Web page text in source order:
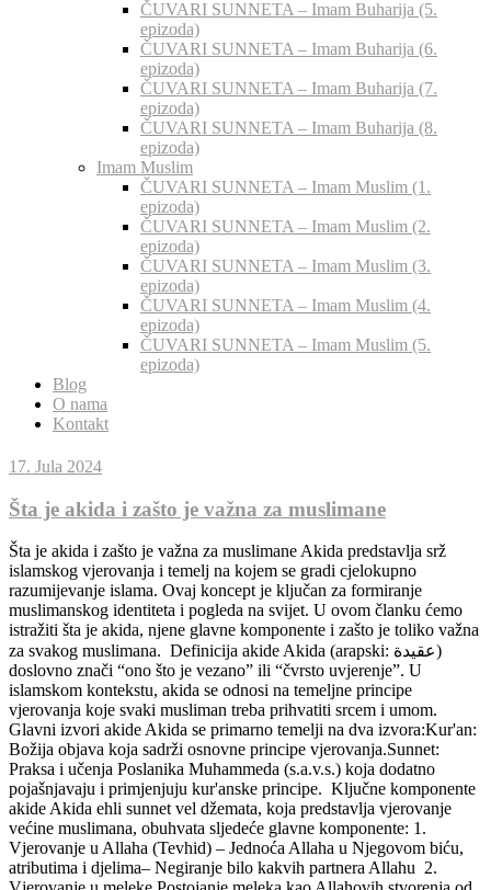
ČUVARI SUNNETA – Imam Buharija (5.
epizoda)
ČUVARI SUNNETA – Imam Buharija (6.
epizoda)
ČUVARI SUNNETA – Imam Buharija (7.
epizoda)
ČUVARI SUNNETA – Imam Buharija (8.
epizoda)
Imam Muslim
ČUVARI SUNNETA – Imam Muslim (1.
epizoda)
ČUVARI SUNNETA – Imam Muslim (2.
epizoda)
ČUVARI SUNNETA – Imam Muslim (3.
epizoda)
ČUVARI SUNNETA – Imam Muslim (4.
epizoda)
ČUVARI SUNNETA – Imam Muslim (5.
epizoda)
Blog
O nama
Kontakt
17. Jula 2024
Šta je akida i zašto je važna za muslimane
Šta je akida i zašto je važna za muslimane Akida predstavlja srž
islamskog vjerovanja i temelj na kojem se gradi cjelokupno
razumijevanje islama. Ovaj koncept je ključan za formiranje
muslimanskog identiteta i pogleda na svijet. U ovom članku ćemo
istražiti šta je akida, njene glavne komponente i zašto je toliko važna
za svakog muslimana. Definicija akide Akida (arapski: عقيدة)
doslovno znači “ono što je vezano” ili “čvrsto uvjerenje”. U
islamskom kontekstu, akida se odnosi na temeljne principe
vjerovanja koje svaki musliman treba prihvatiti srcem i umom.
Glavni izvori akide Akida se primarno temelji na dva izvora:Kur'an:
Božija objava koja sadrži osnovne principe vjerovanja.Sunnet:
Praksa i učenja Poslanika Muhammeda (s.a.v.s.) koja dodatno
pojašnjavaju i primjenjuju kur'anske principe. Ključne komponente
akide Akida ehli sunnet vel džemata, koja predstavlja vjerovanje
većine muslimana, obuhvata sljedeće glavne komponente: 1.
Vjerovanje u Allaha (Tevhid) – Jednoća Allaha u Njegovom biću,
atributima i djelima– Negiranje bilo kakvih partnera Allahu 2.